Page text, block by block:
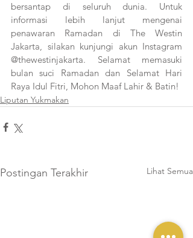
bersantap di seluruh dunia. Untuk
informasi lebih lanjut mengenai
penawaran Ramadan di The Westin
Jakarta, silakan kunjungi akun Instagram
@thewestinjakarta. Selamat memasuki
bulan suci Ramadan dan Selamat Hari
Raya Idul Fitri, Mohon Maaf Lahir & Batin!
Liputan Yukmakan
Postingan Terakhir Lihat Semua